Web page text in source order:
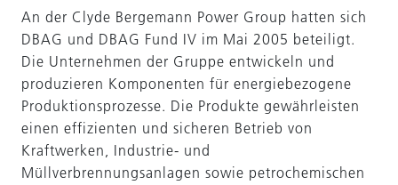
An der Clyde Bergemann Power Group hatten sich
DBAG und DBAG Fund IV im Mai 2005 beteiligt.
Die Unternehmen der Gruppe entwickeln und
produzieren Komponenten für energiebezogene
Produktionsprozesse. Die Produkte gewährleisten
einen effizienten und sicheren Betrieb von
Kraftwerken, Industrie- und
Müllverbrennungsanlagen sowie petrochemischen